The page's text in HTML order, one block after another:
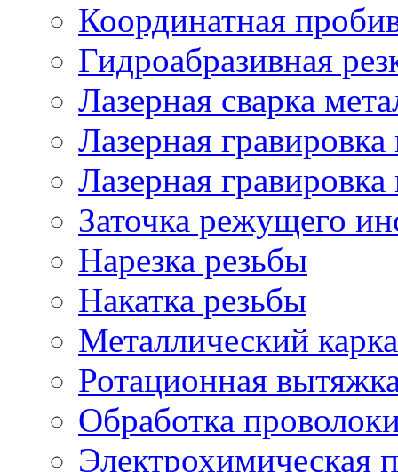
Координатная
Гидроабразивная
Лазерная сварка
Лазерная гравировка
Лазерная
Заточка режущего
Нарезка резьбы
Накатка резьбы
Металлический
Ротационная
Обработка
Электрохимическая